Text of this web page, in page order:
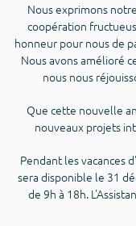
Nous exprimons
coopération
honneur pour nous de
Nous avons amélioré
nous nous
Que cette nouvelle
nouveaux projets
Pendant les vacances
sera disponible le 31
de 9h à 18h.